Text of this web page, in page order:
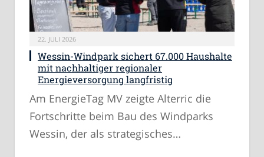
22. JULI 2026
Wessin-Windpark sichert 67.000 Haushalte
mit nachhaltiger regionaler
Energieversorgung langfristig
Am EnergieTag MV zeigte Alterric die
Fortschritte beim Bau des Windparks
Wessin, der als strategisches…